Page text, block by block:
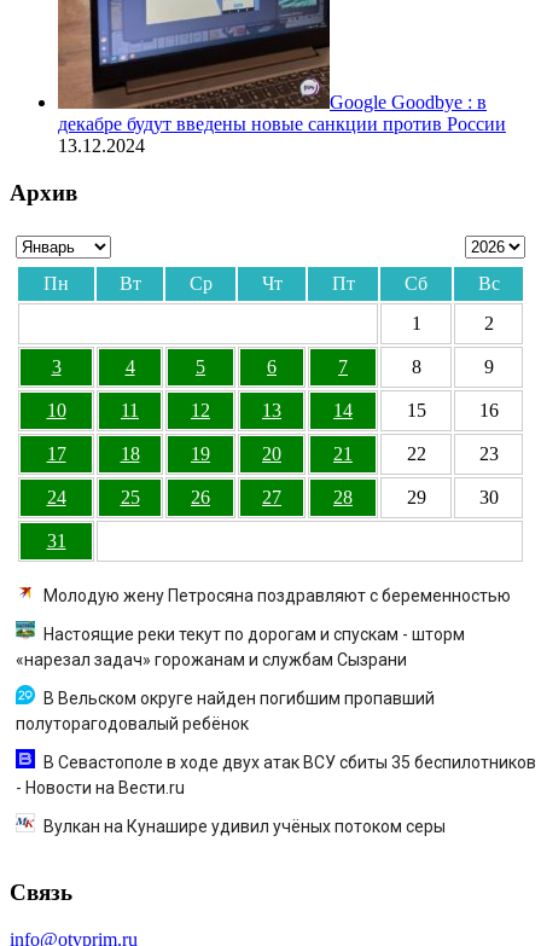
Google Goodbye : в
декабре будут введены новые санкции против России
13.12.2024
Архив
Пн Вт Ср Чт Пт Сб
Вс
1
2
3 4 5 6 7 8 9
10 11 12 13 14 15 16
17 18 19 20 21 22 23
24 25 26 27 28 29 30
31
Молодую жену Петросяна поздравляют с беременностью
Настоящие реки текут по дорогам и спускам - шторм
«нарезал задач» горожанам и службам Сызрани
В Вельском округе найден погибшим пропавший
полуторагодовалый ребёнок
В Севастополе в ходе двух атак ВСУ сбиты 35 беспилотников
- Новости на Вести.ru
Вулкан на Кунашире удивил учёных потоком серы
Связь
info@otvprim.ru